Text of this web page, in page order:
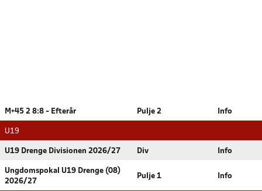
M+45 2 8:8 - Efterår Pulje 2 Info
U19
U19 Drenge Divisionen 2026/27 Div Info
Ungdomspokal U19 Drenge (08)
2026/27
Pulje 1 Info